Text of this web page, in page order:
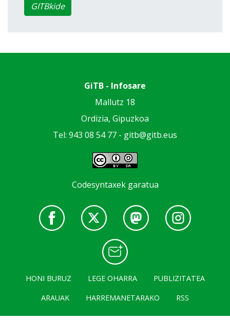
GITBkide
GiTB - Infosare
Mallutz 18
Ordizia, Gipuzkoa
Tel: 943 08 54 77 - gitb@gitb.eus
Codesyntaxek garatua
HONI BURUZ LEGE OHARRA
PUBLIZITATEA
ARAUAK
HARREMANETARAKO RSS